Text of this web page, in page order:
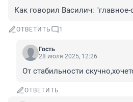
Как говорил Василич: "главное-
ОТВЕТИТЬ 1
Гость
28 июля 2025, 12:26
От стабильности
ОТВЕТИТЬ